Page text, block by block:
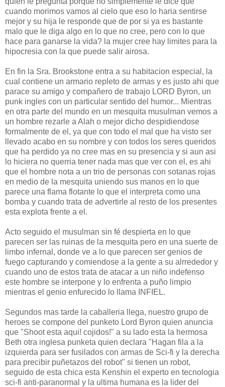
cuando morimos vamos al cielo que eso lo haria sentirse
mejor y su hija le responde que de por si ya es bastante
malo que le diga algo en lo que no cree, pero con lo que
hace para ganarse la vida? la mujer cree hay limites para la
hipocresia con la que puede salir airosa.
En fin la Sra. Brookstone entra a su habitacion especial, la
cual contiene un armario repleto de armas y es justo ahi que
parace su amigo y compañero de trabajo LORD Byron, un
punk ingles con un particular sentido del humor... Mientras
en otra parte del mundo en un mesquita musulman vemos a
un hombre rezarle a Alah o mejor dicho despidiendose
formalmente de el, ya que con todo el mal que ha visto ser
llevado acabo en su nombre y con todos los seres queridos
que ha perdido ya no cree mas en su presencia y si aun asi
lo hiciera no querria tener nada mas que ver con el, es ahi
que el hombre nota a un trio de personas con sotanas rojas
en medio de la mesquita uniendo sus manos en lo que
parece una flama flotante lo que el interpreta como una
bomba y cuando trata de advertirle al resto de los presentes
esta explota frente a el.
Acto seguido el musulman sin fé despierta en lo que
parecen ser las ruinas de la mesquita pero en una suerte de
limbo infernal, donde ve a lo que parecen ser genios de
fuego capturando y comiendose a la gente a su alrrededor y
cuando uno de estos trata de atacar a un niño indefenso
este hombre se interpone y lo enfrenta a puño limpio
mientras el genio enfurecido lo llama INFIEL.
Segundos mas tarde la caballeria llega, nuestro grupo de
heroes se compone del punketo Lord Byron quien anuncia
que "Shoot esta aqui! cojidos!" a su lado esta la hermosa
Beth otra inglesa punketa quien declara "Hagan fila a la
izquierda para ser fusilados con armas de Sci-fi y la derecha
para precibir puñetazos del robot" si tienen un robot,
seguido de esta chica esta Kenshin el experto en tecnologia
sci-fi anti-paranormal y la ultima humana es la lider del